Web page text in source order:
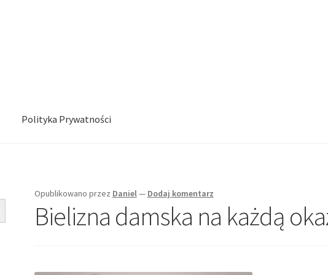
Polityka Prywatności
Opublikowano przez Daniel— Dodaj komentarz
Bielizna damska na każdą